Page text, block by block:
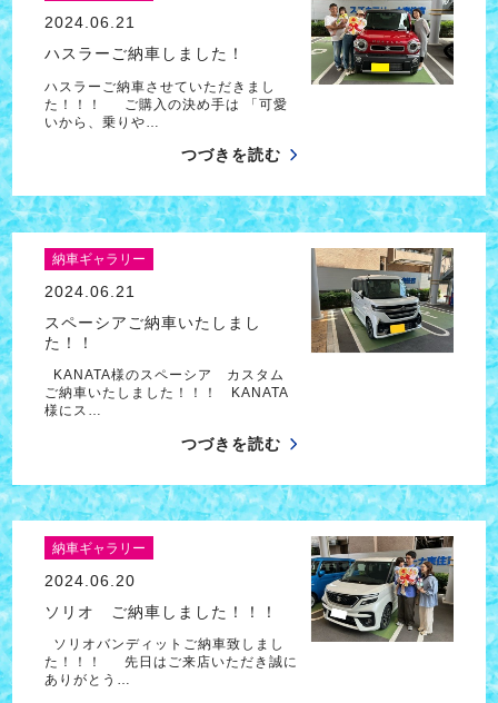
2024.06.21
ハスラーご納車しました！
ハスラーご納車させていただきまし
た！！！ ご購入の決め手は 「可愛
いから、乗りや…
つづきを読む
納車ギャラリー
2024.06.21
スペーシアご納車いたしまし
た！！
KANATA様のスペーシア カスタム
ご納車いたしました！！！ KANATA
様にス…
つづきを読む
納車ギャラリー
2024.06.20
ソリオ ご納車しました！！！
ソリオバンディットご納車致しまし
た！！！ 先日はご来店いただき誠に
ありがとう…